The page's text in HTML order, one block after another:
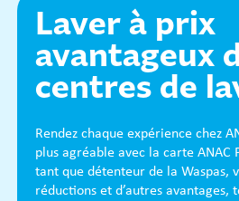
Laver à prix
avantageux
centres de
Rendez chaque expérience chez
plus agréable avec la carte ANAC
tant que détenteur de la Waspas,
réductions et d’autres avantages,